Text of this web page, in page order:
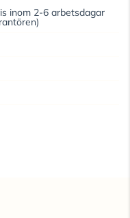
inom 2-6 arbetsdagar